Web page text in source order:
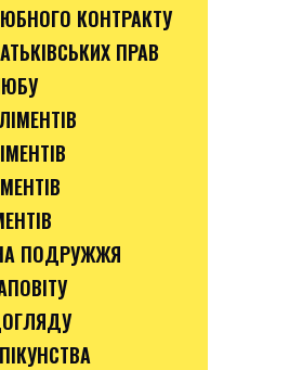
КОНТРАКТУ
ПРАВ
ПОДРУЖЖЯ